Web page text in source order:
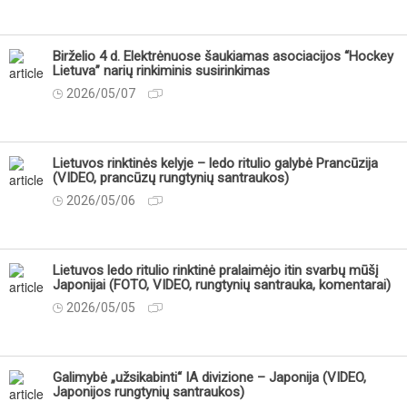
Birželio 4 d. Elektrėnuose šaukiamas asociacijos “Hockey
Lietuva” narių rinkiminis susirinkimas
2026/05/07
Lietuvos rinktinės kelyje – ledo ritulio galybė Prancūzija
(VIDEO, prancūzų rungtynių santraukos)
2026/05/06
Lietuvos ledo ritulio rinktinė pralaimėjo itin svarbų mūšį
Japonijai (FOTO, VIDEO, rungtynių santrauka, komentarai)
2026/05/05
Galimybė „užsikabinti“ IA divizione – Japonija (VIDEO,
Japonijos rungtynių santraukos)